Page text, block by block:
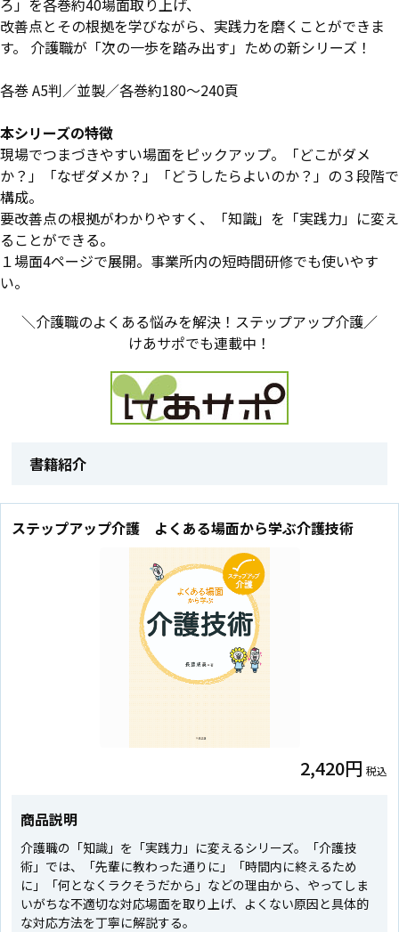
ろ」を各巻約40場面取り上げ、
改善点とその根拠を学びながら、実践力を磨くことができま
す。 介護職が「次の一歩を踏み出す」ための新シリーズ！
各巻 A5判／並製／各巻約180～240頁
本シリーズの特徴
現場でつまづきやすい場面をピックアップ。「どこがダメ
か？」「なぜダメか？」「どうしたらよいのか？」の３段階で
構成。
要改善点の根拠がわかりやすく、「知識」を「実践力」に変え
ることができる。
１場面4ページで展開。事業所内の短時間研修でも使いやす
い。
＼介護職のよくある悩みを解決！ステップアップ介護／
けあサポでも連載中！
書籍紹介
ステップアップ介護 よくある場面から学ぶ介護技術
2,420円 税込
商品説明
介護職の「知識」を「実践力」に変えるシリーズ。「介護技
術」では、「先輩に教わった通りに」「時間内に終えるため
に」「何となくラクそうだから」などの理由から、やってしま
いがちな不適切な対応場面を取り上げ、よくない原因と具体的
な対応方法を丁寧に解説する。